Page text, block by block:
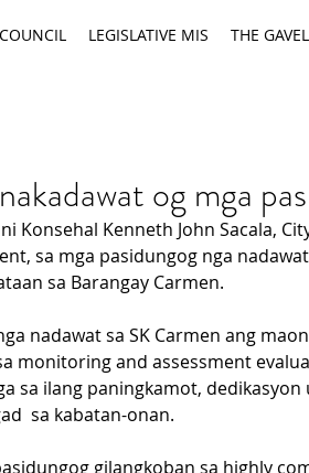
LEGISLATIVE MIS THE GAVEL
og mga
Konsehal Kenneth John Sacala,
sa mga pasidungog nga
sa Barangay Carmen.
nadawat sa SK Carmen ang
monitoring and assessment
sa ilang paningkamot, dedikasyon
sa kabatan-onan.
gilangkoban sa highly